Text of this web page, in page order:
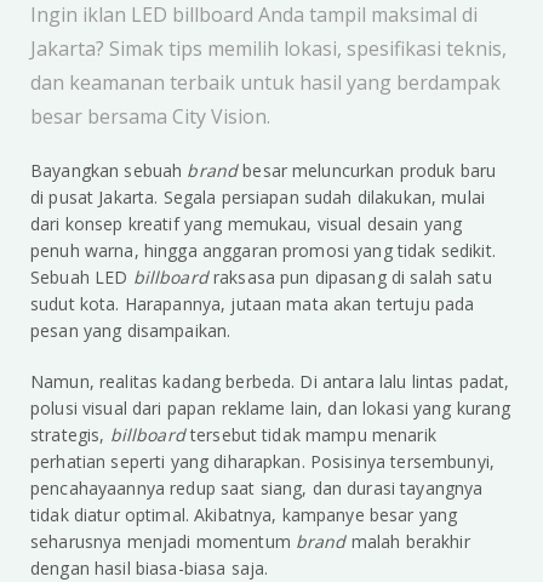
Ingin iklan LED billboard Anda tampil maksimal di
Jakarta? Simak tips memilih lokasi, spesifikasi teknis,
dan keamanan terbaik untuk hasil yang berdampak
besar bersama City Vision.
Bayangkan sebuah brandbesar meluncurkan produk baru
di pusat Jakarta. Segala persiapan sudah dilakukan, mulai
dari konsep kreatif yang memukau, visual desain yang
penuh warna, hingga anggaran promosi yang tidak sedikit.
Sebuah LED billboardraksasa pun dipasang di salah satu
sudut kota. Harapannya, jutaan mata akan tertuju pada
pesan yang disampaikan.
Namun, realitas kadang berbeda. Di antara lalu lintas padat,
polusi visual dari papan reklame lain, dan lokasi yang kurang
strategis, billboardtersebut tidak mampu menarik
perhatian seperti yang diharapkan. Posisinya tersembunyi,
pencahayaannya redup saat siang, dan durasi tayangnya
tidak diatur optimal. Akibatnya, kampanye besar yang
seharusnya menjadi momentum brand malah berakhir
dengan hasil biasa-biasa saja.